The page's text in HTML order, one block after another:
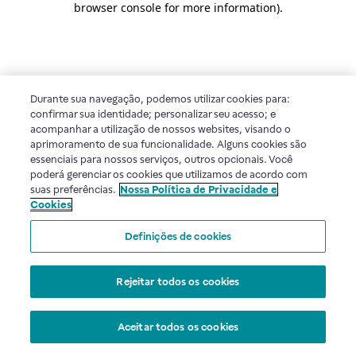
browser console for more information).
Durante sua navegação, podemos utilizar cookies para:
confirmar sua identidade; personalizar seu acesso; e
acompanhar a utilização de nossos websites, visando o
aprimoramento de sua funcionalidade. Alguns cookies são
essenciais para nossos serviços, outros opcionais. Você
poderá gerenciar os cookies que utilizamos de acordo com
suas preferências. Nossa Política de Privacidade e
Cookies
Definições de cookies
Rejeitar todos os cookies
Aceitar todos os cookies